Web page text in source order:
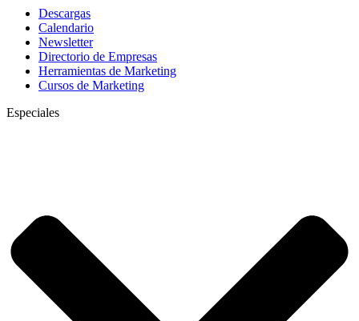
Descargas
Calendario
Newsletter
Directorio de Empresas
Herramientas de Marketing
Cursos de Marketing
Especiales